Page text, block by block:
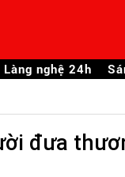
Làng nghệ 24h
đưa